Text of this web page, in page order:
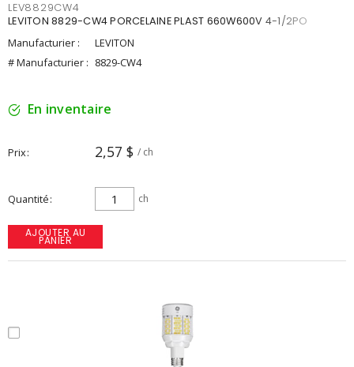
LEV8829CW4
LEVITON 8829-CW4 PORCELAINE PLAST 660W600V 4-1/2PO
Manufacturier :
LEVITON
# Manufacturier : 8829-CW4
En inventaire
Prix 2,57 $ / ch
Quantité ch
AJOUTER AU
PANIER